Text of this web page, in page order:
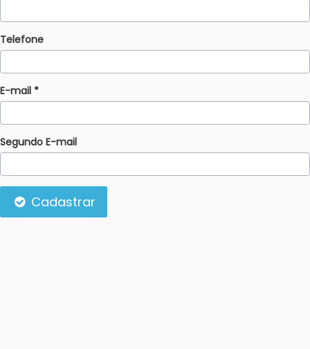
Telefone
E-mail *
Segundo E-mail
Cadastrar